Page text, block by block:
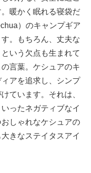
暖かく眠れる寝袋だ
）のキャンプギア
。もちろん、丈夫な
いう欠点も生まれて
言葉。ケシュアのキ
アを追求し、シンプ
ています。それは、
ったネガティブなイ
しゃれなケシュアの
きなステイタスアイ